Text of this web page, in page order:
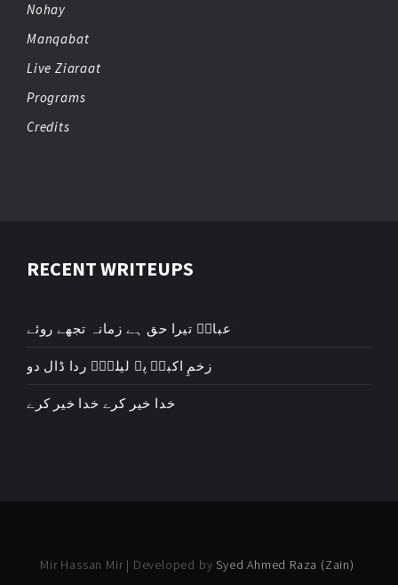
Nohay
Manqabat
Live Ziaraat
Programs
Credits
RECENT WRITEUPS
عباسؑ تیرا حق ہے زمانہ تجھے روئے
زخمِ اکبرؑ پہ لیلیٰؑ ردا ڈال دو
خدا خیر کرے خدا خیر کرے
Mir Hassan Mir | Developed by Syed Ahmed Raza (Zain)